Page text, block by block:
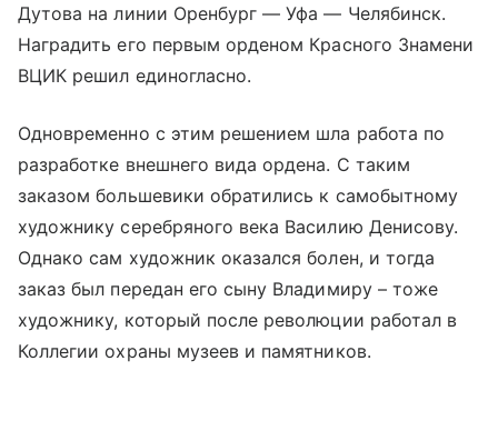
Дутова на линии Оренбург — Уфа — Челябинск.
Наградить его первым орденом Красного Знамени
ВЦИК решил единогласно.
Одновременно с этим решением шла работа по
разработке внешнего вида ордена. С таким
заказом большевики обратились к самобытному
художнику серебряного века Василию Денисову.
Однако сам художник оказался болен, и тогда
заказ был передан его сыну Владимиру – тоже
художнику, который после революции работал в
Коллегии охраны музеев и памятников.